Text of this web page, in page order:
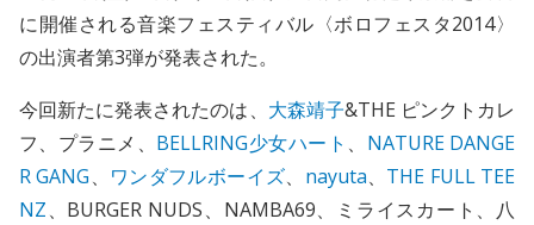
に開催される音楽フェスティバル〈ボロフェスタ2014〉
の出演者第3弾が発表された。
今回新たに発表されたのは、 大森靖子&THE ピンクトカレ
フ、プラニメ、 BELLRING少女ハート 、 NATURE DANGE
R GANG、 ワンダフルボーイズ、 nayuta、 THE FULL TEE
NZ、BURGER NUDS、NAMBA69、ミライスカート、八